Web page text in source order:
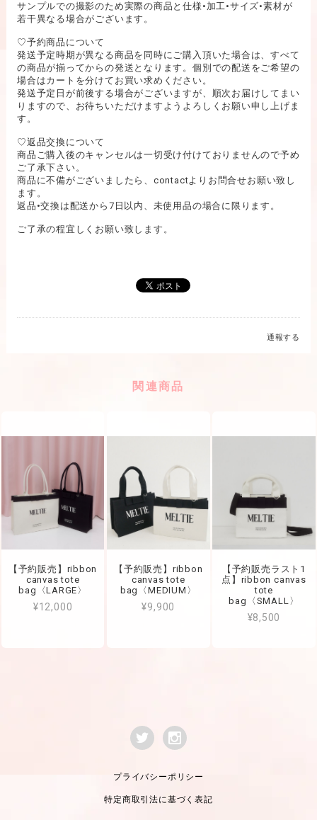
サンプルでの撮影のため実際の商品と仕様•加工•サイズ•素材が
若干異なる場合がございます。
♡予約商品について
発送予定時期が異なる商品を同時にご購入頂いた場合は、すべて
の商品が揃ってからの発送となります。個別での配送をご希望の
場合はカートを分けてお買い求めください。
発送予定日が前後する場合がございますが、順次お届けしてまい
りますので、お待ちいただけますようよろしくお願い申し上げま
す。
♡返品交換について
商品ご購入後のキャンセルは一切受け付けておりませんので予め
ご了承下さい。
商品に不備がございましたら、contactよりお問合せお願い致し
ます。
返品•交換は配送から7日以内、未使用品の場合に限ります。
ご了承の程宜しくお願い致します。
通報する
関連商品
【予約販売】ribbon
canvas tote
bag〈LARGE〉
¥12,000
【予約販売】ribbon
canvas tote
bag〈MEDIUM〉
¥9,900
【予約販売ラスト1
点】ribbon canvas
tote
bag〈SMALL〉
¥8,500
プライバシーポリシー
特定商取引法に基づく表記